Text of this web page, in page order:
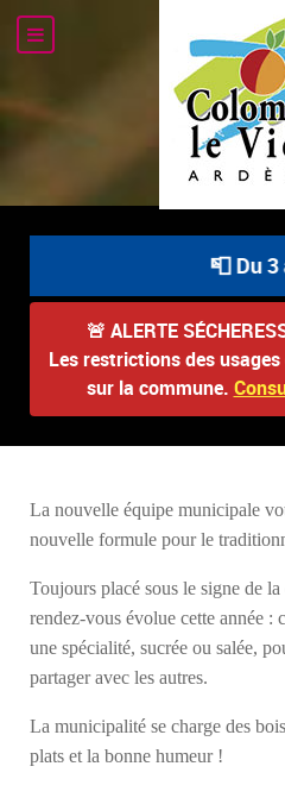
📮 Du 3
🚨 ALERTE
Les restrictions des
sur la commune.
La nouvelle équipe municipale
nouvelle formule pour le
Toujours placé sous le signe de
rendez-vous évolue cette année :
une spécialité, sucrée ou salée,
partager avec les autres.
La municipalité se charge des
plats et la bonne humeur !